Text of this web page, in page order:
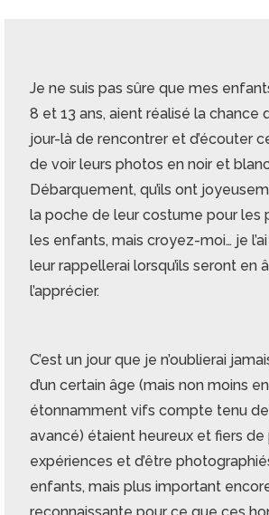
Je ne suis pas sûre que mes
8 et 13 ans, aient réalisé la chance
jour-là de rencontrer et d’écouter
de voir leurs photos en noir et
Débarquement, qu’ils ont
la poche de leur costume pour les
les enfants, mais croyez-moi… je
leur rappellerai lorsqu’ils seront en
l’apprécier.
C’est un jour que je n’oublierai
d’un certain âge (mais non moins
étonnamment vifs compte tenu
avancé) étaient heureux et fiers de
expériences et d’être
enfants, mais plus important
reconnaissante pour ce que ces